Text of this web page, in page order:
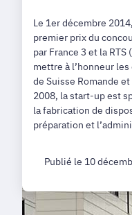
Le 1er décembre
premier prix du
par France 3 et la
mettre à l’honneur
de Suisse Romande
2008, la start-up est
la fabrication de
préparation et
Publié le 10